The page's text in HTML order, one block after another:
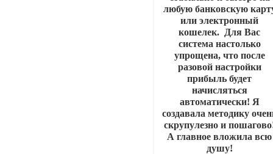
любую банковскую
или электронный
кошелек. Для Вас
система настолько
упрощена, что после
разовой настройки
прибыль будет
начисляться
автоматически! Я
создавала методику
скрупулезно и
А главное вложила всю
душу!